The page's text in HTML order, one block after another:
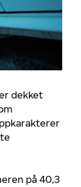
dekket
på 40,3